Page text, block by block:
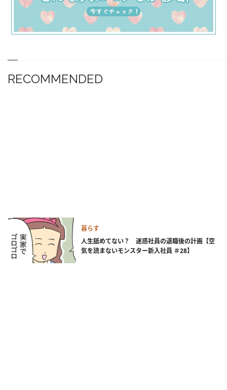
RECOMMENDED
暮らす
人生舐めてない？ 迷惑社員の退職後の計画【空
気を読まないモンスター新入社員 ＃28】